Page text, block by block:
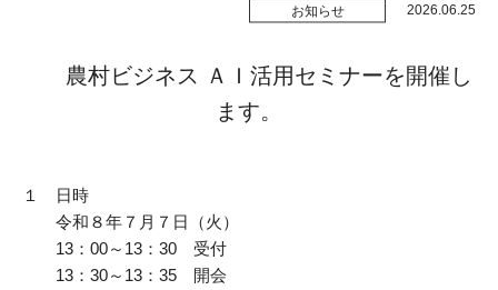
ＤＸ・ スタートアップ
交通アクセス
お知らせ 2026.06.25
農村ビジネス ＡＩ活用セミナーを開催し
ます。
１ 日時
令和８年７月７日（火）
13：00～13：30 受付
13：30～13：35 開会